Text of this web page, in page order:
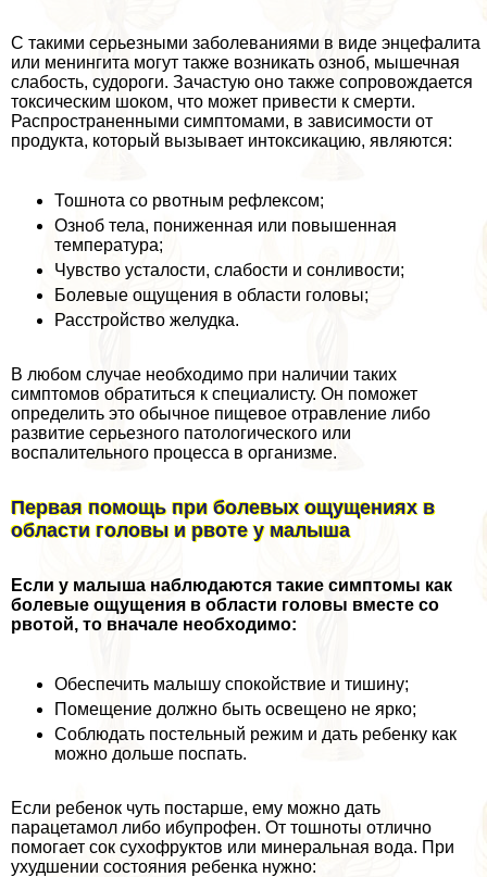
С такими серьезными заболеваниями в виде энцефалита
или менингита могут также возникать озноб, мышечная
слабость, судороги. Зачастую оно также сопровождается
токсическим шоком, что может привести к cмepти.
Распространенными симптомами, в зависимости от
продукта, который вызывает интоксикацию, являются:
Тошнота со рвотным рефлексом;
Озноб тела, пониженная или повышенная
температура;
Чувство усталости, слабости и сонливости;
Болевые ощущения в области головы;
Расстройство желудка.
В любом случае необходимо при наличии таких
симптомов обратиться к специалисту. Он поможет
определить это обычное пищевое отравление либо
развитие серьезного патологического или
воспалительного процесса в организме.
Первая помощь при болевых ощущениях в
области головы и рвоте у малыша
Если у малыша наблюдаются такие симптомы как
болевые ощущения в области головы вместе со
рвотой, то вначале необходимо:
Обеспечить малышу спокойствие и тишину;
Помещение должно быть освещено не ярко;
Соблюдать пocтeльный режим и дать ребенку как
можно дольше поспать.
Если ребенок чуть постарше, ему можно дать
парацетамол либо ибупрофен. От тошноты отлично
помогает сок сухофруктов или минеральная вода. При
ухудшении состояния ребенка нужно: